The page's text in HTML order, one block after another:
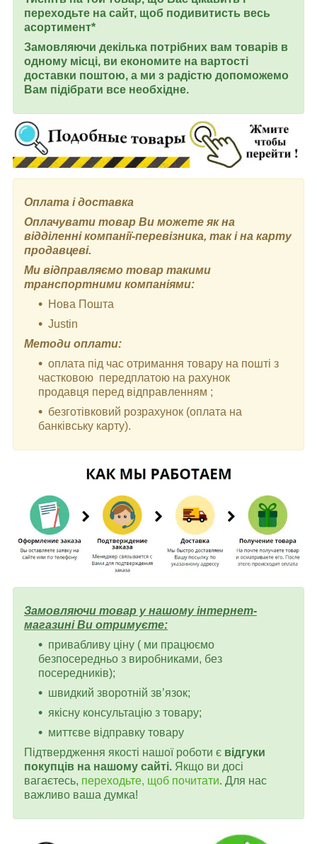
переходьте на сайт, щоб подивитисть весь
асортимент*
Замовляючи декілька потрібних вам товарів в
одному місці, ви економите на вартості
доставки поштою, а ми з радістю допоможемо
Вам підібрати все необхідне.
Оплата і доставка
Оплачувати товар Ви можете як на
відділенні компанії-перевізника, так і на карту
продавцеві.
Ми відправляємо товар такими
транспортними компаніями:
Нова Пошта
Justin
Методи оплати:
оплата під час отримання товару на пошті з
частковою передплатою на рахунок
продавця перед відправленням ;
безготівковий розрахунок (оплата на
банківську карту).
Замовляючи товар у нашому інтернет-
магазині Ви отримуєте:
привабливу ціну ( ми працюємо
безпосередньо з виробниками, без
посередників);
швидкий зворотній зв’язок;
якісну консультацію з товару;
миттєве відправку товару
Підтвердження якості нашої роботи є відгуки
покупців на нашому сайті. Якщо ви досі
вагаєтесь, переходьте, щоб почитати. Для нас
важливо ваша думка!